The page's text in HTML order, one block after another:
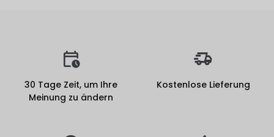
30 Tage Zeit, um Ihre
Meinung zu ändern
Kostenlose Lieferung